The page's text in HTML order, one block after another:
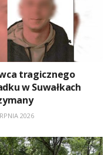
tragicznego
w Suwałkach
2026